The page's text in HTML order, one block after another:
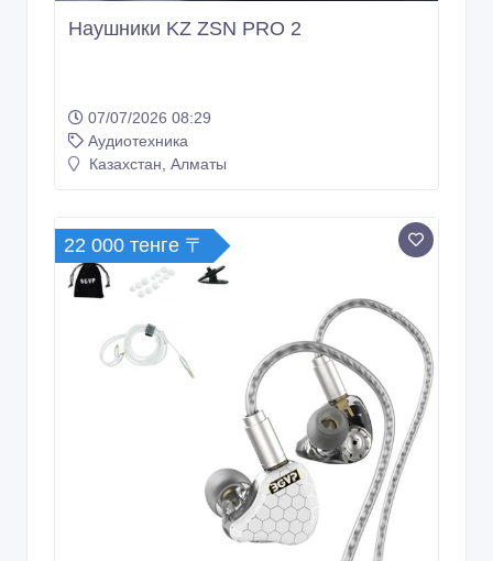
Наушники KZ ZSN PRO 2
07/07/2026 08:29
Аудиотехника
Казахстан, Алматы
22 000 тенге 〒